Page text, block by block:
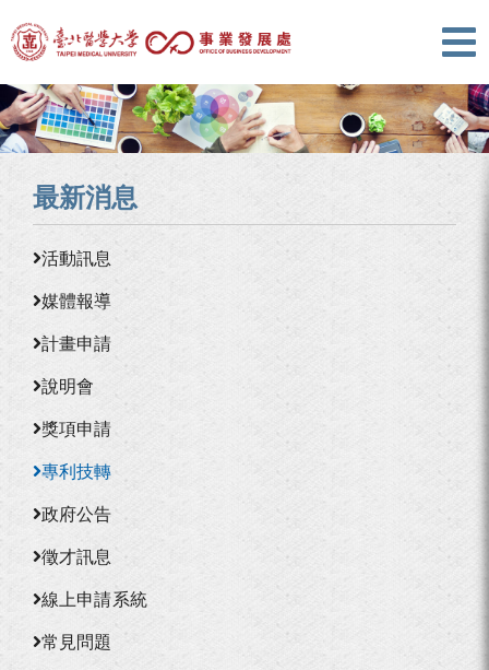
最新消息
活動訊息
媒體報導
計畫申請
說明會
獎項申請
專利技轉
政府公告
徵才訊息
線上申請系統
常見問題